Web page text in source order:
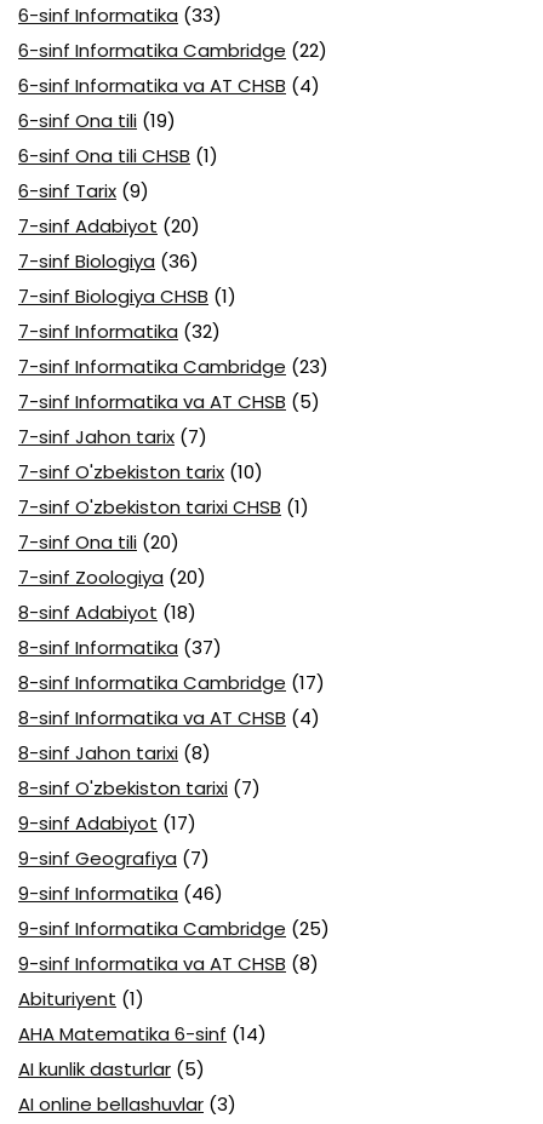
6-sinf Informatika (33)
6-sinf Informatika Cambridge (22)
6-sinf Informatika va AT CHSB (4)
6-sinf Ona tili (19)
6-sinf Ona tili CHSB (1)
6-sinf Tarix (9)
7-sinf Adabiyot (20)
7-sinf Biologiya (36)
7-sinf Biologiya CHSB (1)
7-sinf Informatika (32)
7-sinf Informatika Cambridge (23)
7-sinf Informatika va AT CHSB (5)
7-sinf Jahon tarix (7)
7-sinf O'zbekiston tarix (10)
7-sinf O'zbekiston tarixi CHSB (1)
7-sinf Ona tili (20)
7-sinf Zoologiya (20)
8-sinf Adabiyot (18)
8-sinf Informatika (37)
8-sinf Informatika Cambridge (17)
8-sinf Informatika va AT CHSB (4)
8-sinf Jahon tarixi (8)
8-sinf O'zbekiston tarixi (7)
9-sinf Adabiyot (17)
9-sinf Geografiya (7)
9-sinf Informatika (46)
9-sinf Informatika Cambridge (25)
9-sinf Informatika va AT CHSB (8)
Abituriyent (1)
AHA Matematika 6-sinf (14)
AI kunlik dasturlar (5)
AI online bellashuvlar (3)